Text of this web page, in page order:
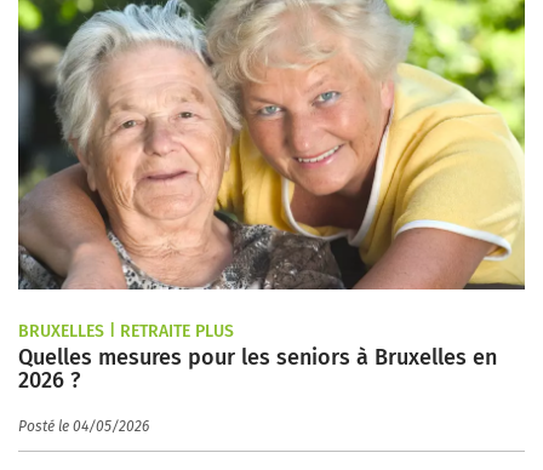
BRUXELLES | RETRAITE PLUS
Quelles mesures pour les seniors à Bruxelles en
2026 ?
Posté le 04/05/2026